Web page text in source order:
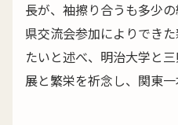
長が、袖擦り合うも多少
県交流会参加によりでき
たいと述べ、明治大学と
展と繁栄を祈念し、関東一